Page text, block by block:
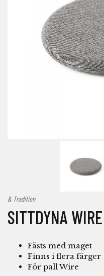
& Tradition
SITTDYNA WIRE
Fästs med maget
Finns i flera färger
För pall Wire